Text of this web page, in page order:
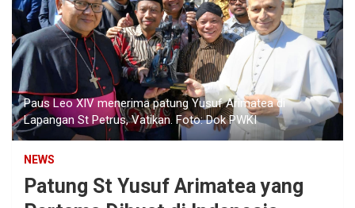
Paus Leo XIV menerima patung Yusuf Arimatea di
Lapangan St Petrus, Vatikan. Foto: Dok PWKI
NEWS
Patung St Yusuf Arimatea yang